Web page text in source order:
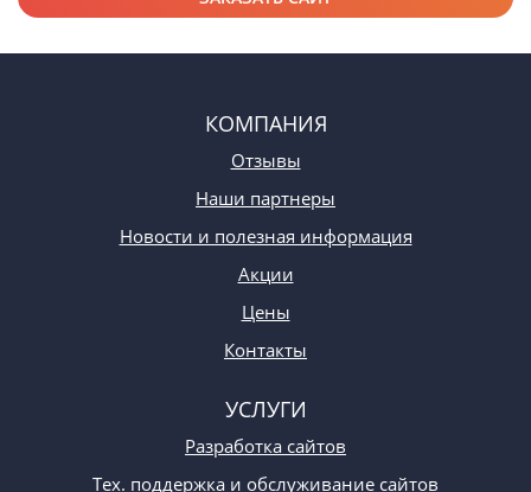
КОМПАНИЯ
Отзывы
Наши партнеры
Новости и полезная информация
Акции
Цены
Контакты
УСЛУГИ
Разработка сайтов
Тех. поддержка и обслуживание сайтов